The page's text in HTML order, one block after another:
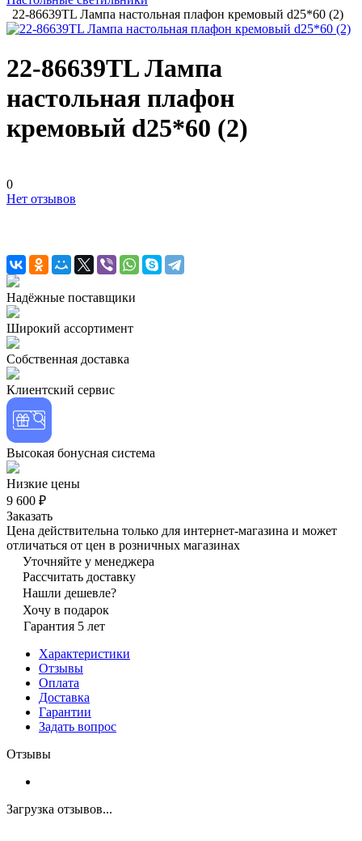
22-86639TL Лампа настольная плафон кремовый d25*60 (2)
22-86639TL Лампа
настольная плафон
кремовый d25*60 (2)
0
Нет отзывов
Надёжные поставщики
Широкий ассортимент
Собственная доставка
Клиентский сервис
Высокая бонусная система
Низкие цены
9 600 ₽
Заказать
Цена действительна только для интернет-магазина и может
отличаться от цен в розничных магазинах
Уточняйте у менеджера
Рассчитать доставку
Нашли дешевле?
Хочу в подарок
Гарантия 5 лет
Характеристики
Отзывы
Оплата
Доставка
Гарантии
Задать вопрос
Отзывы
Загрузка отзывов...